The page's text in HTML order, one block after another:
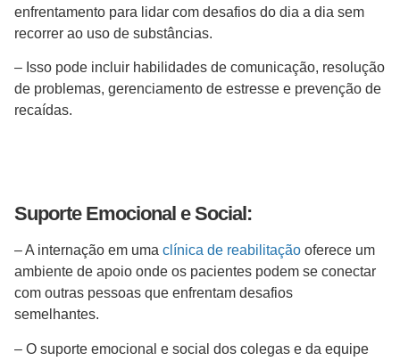
enfrentamento para lidar com desafios do dia a dia sem
recorrer ao uso de substâncias.
– Isso pode incluir habilidades de comunicação, resolução
de problemas, gerenciamento de estresse e prevenção de
recaídas.
Suporte Emocional e Social:
– A internação em uma clínica de reabilitação oferece um
ambiente de apoio onde os pacientes podem se conectar
com outras pessoas que enfrentam desafios
semelhantes.
– O suporte emocional e social dos colegas e da equipe